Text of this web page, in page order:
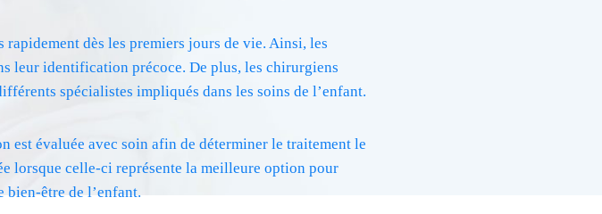
dès les premiers jours de vie. Ainsi, les
leur identification précoce. De plus, les chirurgiens
spécialistes impliqués dans les soins de l’enfant.
est évaluée avec soin afin de déterminer le traitement le
lorsque celle-ci représente la meilleure option pour
bien-être de l’enfant.